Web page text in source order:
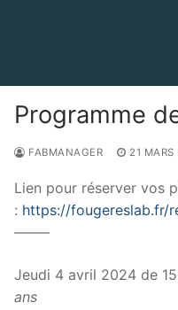
Programme
FABMANAGER 21
Lien pour réserver vos
: https://fougereslab.fr/
——–
Jeudi 4 avril 2024 de
ans